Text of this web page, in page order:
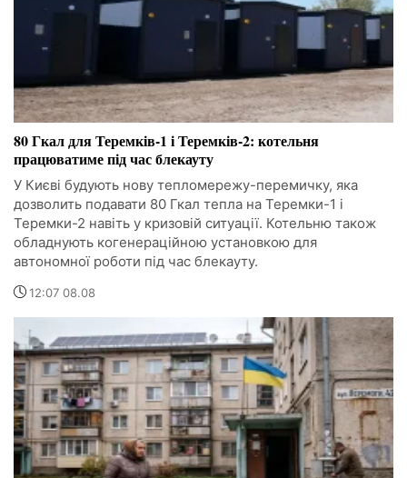
80 Гкал для Теремків-1 і Теремків-2: котельня
працюватиме під час блекауту
У Києві будують нову тепломережу-перемичку, яка
дозволить подавати 80 Гкал тепла на Теремки-1 і
Теремки-2 навіть у кризовій ситуації. Котельню також
обладнують когенераційною установкою для
автономної роботи під час блекауту.
12:07 08.08